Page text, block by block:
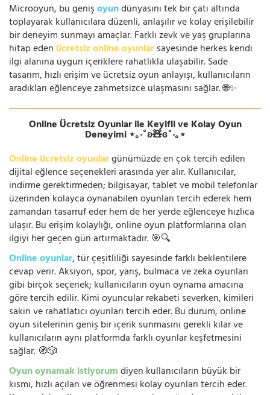
Microoyun, bu genişoyundünyasını tek bir çatı altında
toplayarak kullanıcılara düzenli, anlaşılır ve kolay erişilebilir
bir deneyim sunmayı amaçlar. Farklı zevk ve yaş gruplarına
hitap eden ücretsiz online oyunlarsayesinde herkes kendi
ilgi alanına uygun içeriklere rahatlıkla ulaşabilir. Sade
tasarım, hızlı erişim ve ücretsiz oyun anlayışı, kullanıcıların
aradıkları eğlenceye zahmetsizce ulaşmasını sağlar. 🌐✨
Online Ücretsiz Oyunlar ile Keyifli ve Kolay Oyun
Deneyimi ⋆｡‧˚ʚ🧸ɞ˚‧｡⋆
Online ücretsiz oyunlargünümüzde en çok tercih edilen
dijital eğlence seçenekleri arasında yer alır. Kullanıcılar,
indirme gerektirmeden; bilgisayar, tablet ve mobil telefonlar
üzerinden kolayca oynanabilen oyunları tercih ederek hem
zamandan tasarruf eder hem de her yerde eğlenceye hızlıca
ulaşır. Bu erişim kolaylığı, online oyun platformlarına olan
ilgiyi her geçen gün artırmaktadır. 🎯🔍
Online oyunlar, tür çeşitliliği sayesinde farklı beklentilere
cevap verir. Aksiyon, spor, yarış, bulmaca ve zeka oyunları
gibi birçok seçenek; kullanıcıların oyun oynama amacına
göre tercih edilir. Kimi oyuncular rekabeti severken, kimileri
sakin ve rahatlatıcı oyunları tercih eder. Bu durum, online
oyun sitelerinin geniş bir içerik sunmasını gerekli kılar ve
kullanıcıların aynı platformda farklı oyunlar keşfetmesini
sağlar. 🧭🎲
Oyun oynamak istiyorumdiyen kullanıcıların büyük bir
kısmı, hızlı açılan ve öğrenmesi kolay oyunları tercih eder.